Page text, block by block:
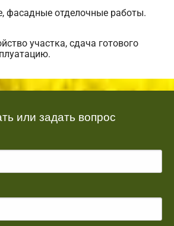
фасадные отделочные работы.
участка, сдача готового
или задать вопрос